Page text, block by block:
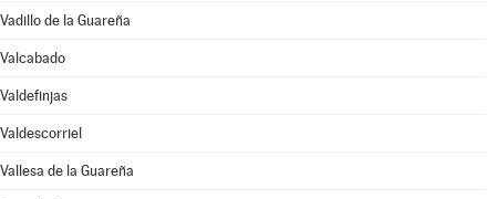
Vadillo de la Guareña
Valcabado
Valdefinjas
Valdescorriel
Vallesa de la Guareña